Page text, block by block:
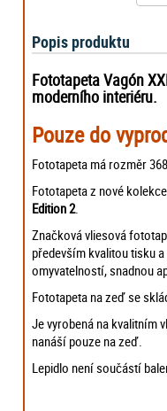
Popis produktu
Fototapeta Vagón
moderního interiéru.
Pouze do
Fototapeta má rozměr
Fototapeta z nové
Edition 2.
Značková vliesová
především kvalitou tisku
omyvatelností, snadnou
Fototapeta na zeď se
Je vyrobená na kvalitním
nanáší pouze na zeď.
Lepidlo není součástí